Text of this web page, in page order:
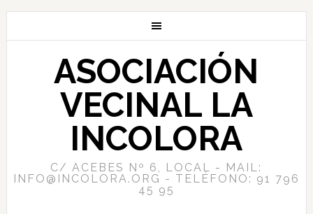
ASOCIACIÓN
VECINAL LA
INCOLORA
C/ ACEBES Nº 6, LOCAL - MAIL:
INFO@INCOLORA.ORG - TELÉFONO: 91 796
45 95